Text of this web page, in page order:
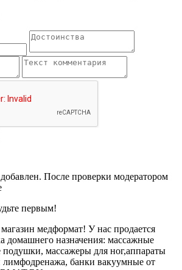
После проверки модератором
первым!
медформат! У нас продается
домашнего назначения: массажные
массажеры для ног,аппараты
лимфодренажа, банки вакуумные от